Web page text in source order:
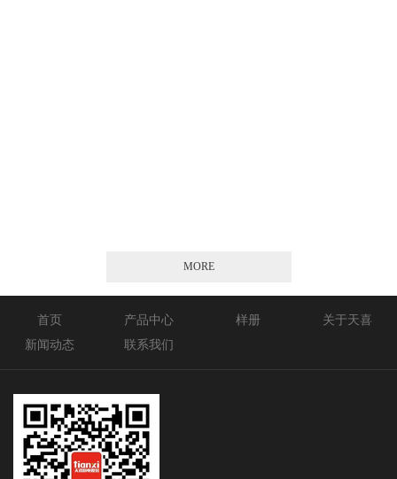
MORE
首页 产品中心 样册
关于天喜
新闻动态
联系我们